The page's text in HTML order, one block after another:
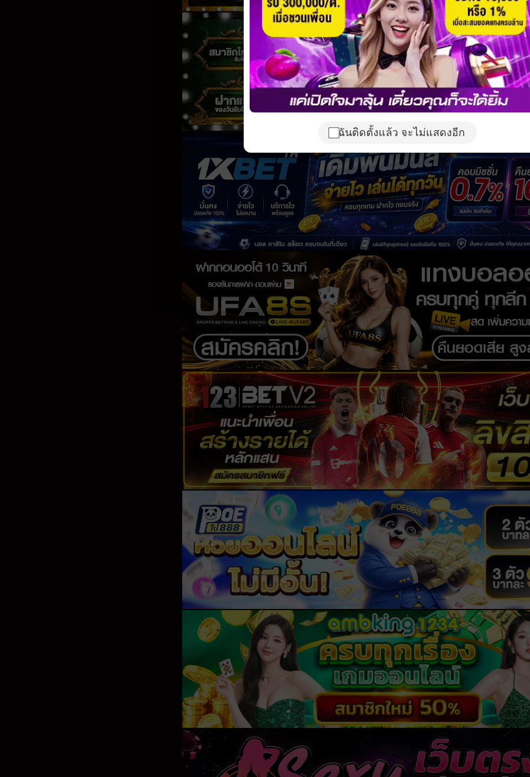
ฉันติดตั้งแล้ว จะไม่แสดงอีก